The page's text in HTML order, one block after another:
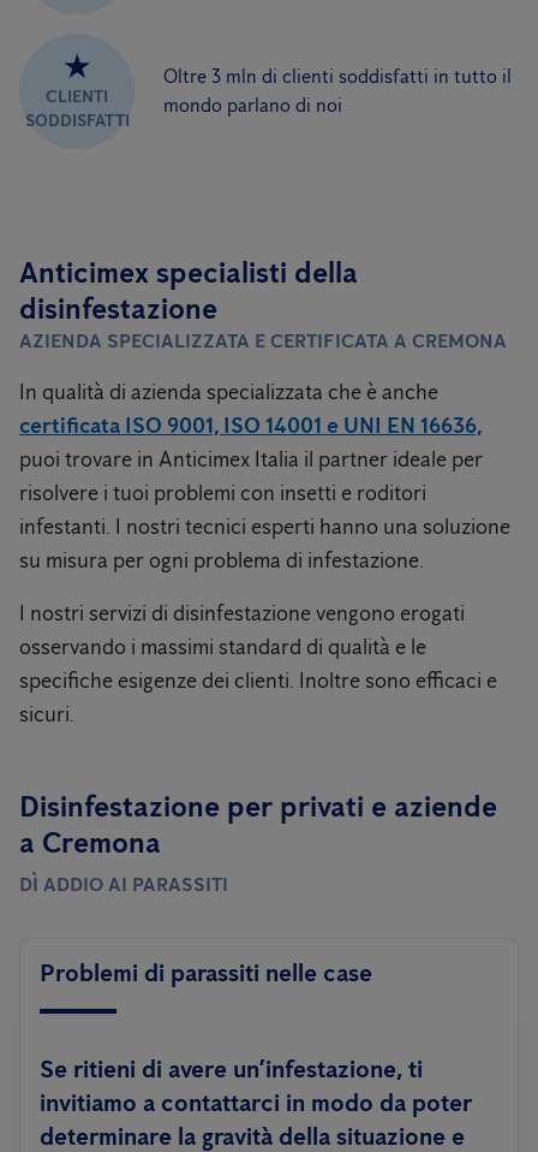
★
CLIENTI
SODDISFATTI
Oltre 3 mln di clienti soddisfatti in tutto il
mondo parlano di noi
Anticimex specialisti della
disinfestazione
AZIENDA SPECIALIZZATA E CERTIFICATA A CREMONA
In qualità di azienda specializzata che è anche
certificata ISO 9001, ISO 14001 e UNI EN 16636,
puoi trovare in Anticimex Italia il partner ideale per
risolvere i tuoi problemi con insetti e roditori
infestanti. I nostri tecnici esperti hanno una soluzione
su misura per ogni problema di infestazione.
I nostri servizi di disinfestazione vengono erogati
osservando i massimi standard di qualità e le
specifiche esigenze dei clienti. Inoltre sono efficaci e
sicuri.
Disinfestazione per privati ​​e aziende
a Cremona
DÌ ADDIO AI PARASSITI
Problemi di parassiti nelle case
Se ritieni di avere un’infestazione, ti
invitiamo a contattarci in modo da poter
determinare la gravità della situazione e